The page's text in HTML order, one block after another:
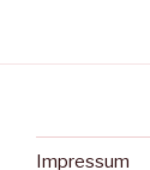
Impressum